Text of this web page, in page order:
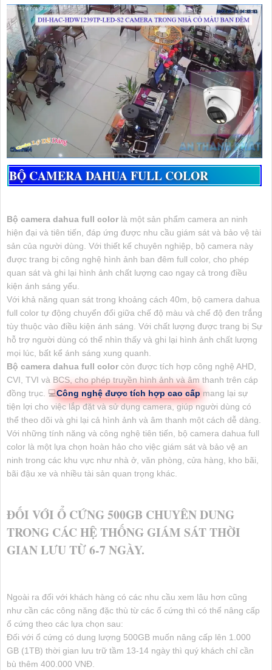
Ngoài ra camera còn có chức năng quan sát ban đêm có màu giúp bạn dễ dàng
quan sát học sinh sinh viên một cách sắc nét chân thật qua màn hình
BỘ CAMERA DAHUA FULL COLOR
Bộ camera dahua full color là một sản phẩm camera an ninh
hiện đại và tiên tiến, đáp ứng được nhu cầu giám sát và bảo vệ tài
sản của người dùng. Với thiết kế chuyên nghiệp, bộ camera này
được trang bị công nghệ hình ảnh ban đêm full color, cho phép
quan sát và ghi lại hình ảnh chất lượng cao ngay cả trong điều
kiện ánh sáng yếu.
Với khả năng quan sát trong khoảng cách 40m, bộ camera dahua
full color tự động chuyển đổi giữa chế độ màu và chế độ đen trắng
tùy thuộc vào điều kiện ánh sáng. Với chất lượng được trang bị Sự
hỗ trợ người dùng có thể nhìn thấy và ghi lại hình ảnh chất lượng
mọi lúc, bất kể ánh sáng xung quanh.
Bộ camera dahua full color còn được tích hợp công nghệ AHD,
CVI, TVI và BCS, cho phép truyền hình ảnh và âm thanh trên cáp
đồng trục. 💻Công nghệ được tích hợp cao cấp mang lại sự
tiện lợi cho việc lắp đặt và sử dụng camera, giúp người dùng có
thể theo dõi và ghi lại cả hình ảnh và âm thanh một cách dễ dàng.
Với những tính năng và công nghệ tiên tiến, bộ camera dahua full
color là một lựa chọn hoàn hảo cho việc giám sát và bảo vệ an
ninh trong các khu vực như nhà ở, văn phòng, cửa hàng, kho bãi,
bãi đậu xe và nhiều tài sản quan trọng khác.
ĐỐI VỚI Ổ CỨNG 500GB CHUYÊN DUNG
TRONG CÁC HỆ THỐNG GIÁM SÁT THỜI
GIAN LƯU TỪ 6-7 NGÀY.
Ngoài ra đối với khách hàng có các nhu cầu xem lâu hơn cũng
như cần các công năng đặc thù từ các ổ cứng thì có thể nâng cấp
ổ cứng theo các lựa chọn sau:
Đối với ổ cứng có dung lượng 500GB muốn nâng cấp lên 1.000
GB (1TB) thời gian lưu trữ tầm 13-14 ngày thì quý khách chỉ cần
bù thêm 400.000 VNĐ.